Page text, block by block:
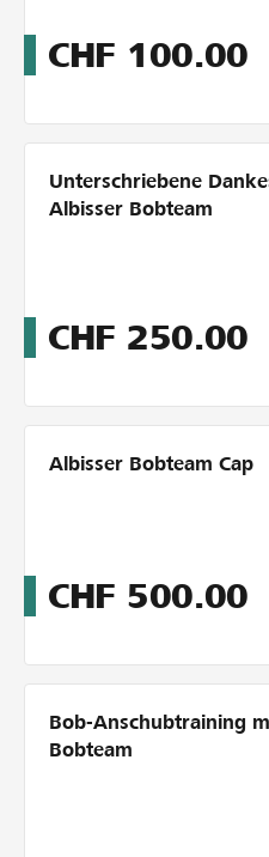
CHF 100.00
Unterschriebene
Albisser Bobteam
CHF 250.00
Albisser Bobteam Cap
CHF 500.00
Bob-Anschubtraining
Bobteam